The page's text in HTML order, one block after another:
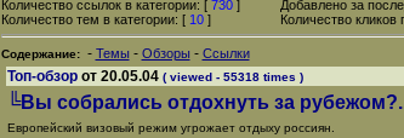
Количество ссылок в категории: [ 730]
Количество тем в категории: [ 10]
Добавлено за
Количество
Содержание: - Темы - Обзоры - Ссылки
Топ-обзор от 20.05.04 ( viewed - 55318 times )
╚Вы собрались отдохнуть за
Европейский визовый режим угрожает отдыху россиян.